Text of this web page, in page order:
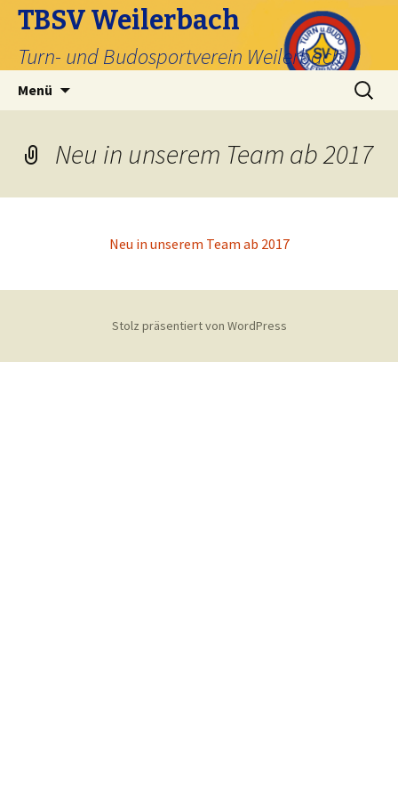
TBSV Weilerbach
Turn- und Budosportverein Weilerbach
Menü
Suche
nach:
Neu in unserem Team ab 2017
Neu in unserem Team ab 2017
Stolz präsentiert von WordPress